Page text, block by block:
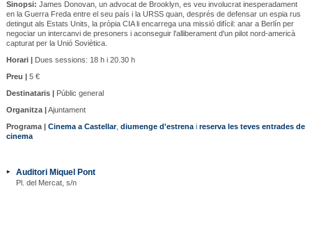
Sinopsi: James Donovan, un advocat de Brooklyn, es veu involucrat inesperadament
en la Guerra Freda entre el seu país i la URSS quan, després de defensar un espia rus
detingut als Estats Units, la pròpia CIA li encarrega una missió difícil: anar a Berlín per
negociar un intercanvi de presoners i aconseguir l'alliberament d'un pilot nord-americà
capturat per la Unió Soviètica.
Horari |Dues sessions: 18 h i 20.30 h
Preu |5 €
Destinataris |Públic general
Organitza |Ajuntament
Programa | Cinema a Castellar, diumenge d'estrenai reserva les teves entrades de
cinema
Auditori Miquel Pont
Pl. del Mercat, s/n